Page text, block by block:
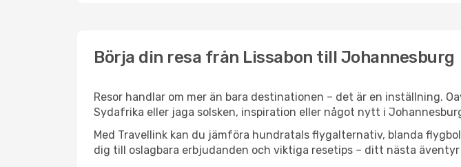
Börja din resa från Lissabon till Johannesburg
Resor handlar om mer än bara destinationen – det är en inställning.
Sydafrika eller jaga solsken, inspiration eller något nytt i
Med Travellink kan du jämföra hundratals flygalternativ, blanda
dig till oslagbara erbjudanden och viktiga resetips – ditt nästa